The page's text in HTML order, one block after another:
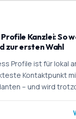
Kanzlei: So
zur ersten Wahl
Profile ist für lokal
Kontaktpunkt
– und wird